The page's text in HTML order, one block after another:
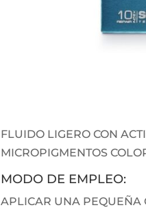
FLUIDO LIGERO CON
MICROPIGMENTOS
MODO DE EMPLEO:
APLICAR UNA PEQUEÑA